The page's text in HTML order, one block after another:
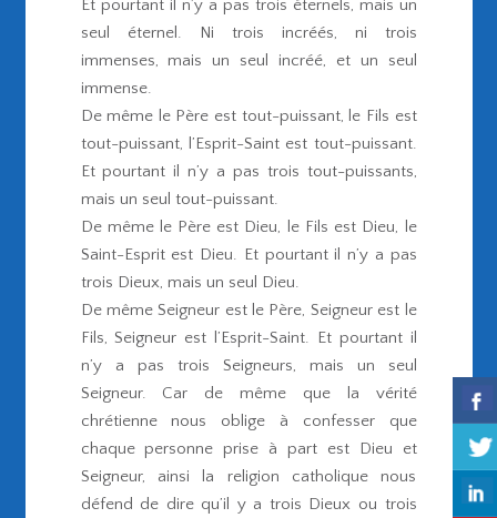
Et pourtant il n’y a pas trois éternels, mais un
seul éternel. Ni trois incréés, ni trois
immenses, mais un seul incréé, et un seul
immense.
De même le Père est tout-puissant, le Fils est
tout-puissant, l’Esprit-Saint est tout-puissant.
Et pourtant il n’y a pas trois tout-puissants,
mais un seul tout-puissant.
De même le Père est Dieu, le Fils est Dieu, le
Saint-Esprit est Dieu. Et pourtant il n’y a pas
trois Dieux, mais un seul Dieu.
De même Seigneur est le Père, Seigneur est le
Fils, Seigneur est l’Esprit-Saint. Et pourtant il
n’y a pas trois Seigneurs, mais un seul
Seigneur. Car de même que la vérité
chrétienne nous oblige à confesser que
chaque personne prise à part est Dieu et
Seigneur, ainsi la religion catholique nous
défend de dire qu’il y a trois Dieux ou trois